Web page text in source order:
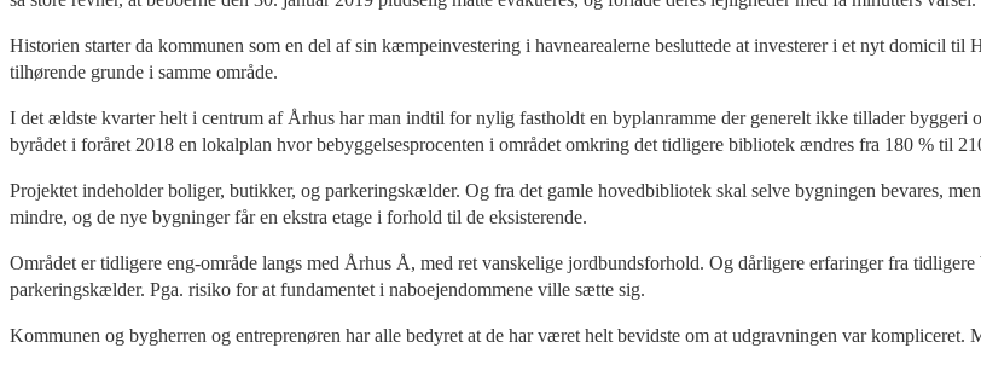
Historien starter da kommunen som en del af sin kæmpeinvestering i havnearealerne besluttede at investerer i et nyt domicil
tilhørende grunde i samme område.
I det ældste kvarter helt i centrum af Århus har man indtil for nylig fastholdt en byplanramme der generelt ikke tillader byggeri
byrådet i foråret 2018 en lokalplan hvor bebyggelsesprocenten i området omkring det tidligere bibliotek ændres fra 180 % til
Projektet indeholder boliger, butikker, og parkeringskælder. Og fra det gamle hovedbibliotek skal selve bygningen bevares,
mindre, og de nye bygninger får en ekstra etage i forhold til de eksisterende.
Området er tidligere eng-område langs med Århus Å, med ret vanskelige jordbundsforhold. Og dårligere erfaringer fra
parkeringskælder. Pga. risiko for at fundamentet i naboejendommene ville sætte sig.
Kommunen og bygherren og entreprenøren har alle bedyret at de har været helt bevidste om at udgravningen var